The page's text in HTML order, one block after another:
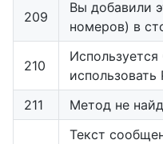
209
Вы добавили
номеров) в
210
Используется
использовать
211
Метод не
Текст